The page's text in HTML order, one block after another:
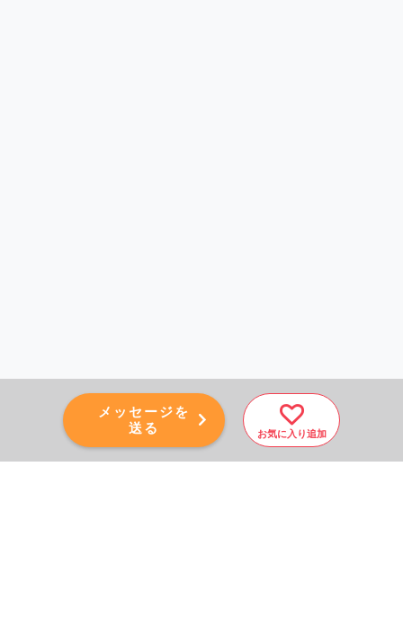
メッセージを
送る
お気に入り追加